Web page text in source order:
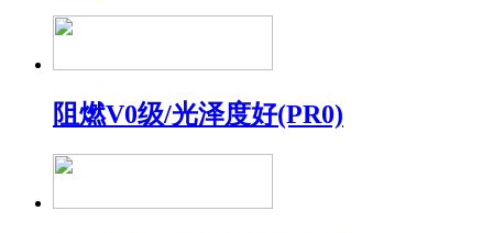
阻燃V0级/光泽度好(PR0)